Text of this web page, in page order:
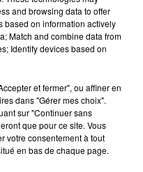
Covid-19. Les
à nouveau ce
avoir lieu
Le MHR était "dans
communiqué de la
date n’est pas
dans la région,
and browsing data to offer
based on information actively
Match and combine data from
Identify devices based on
et fermer", ou affiner en
dans "Gérer mes choix".
sur "Continuer sans
que pour ce site. Vous
votre consentement à tout
en bas de chaque page.